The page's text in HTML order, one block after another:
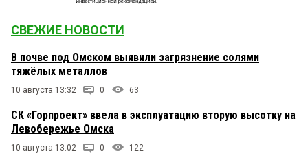
СВЕЖИЕ НОВОСТИ
В почве под Омском выявили загрязнение солями
тяжёлых металлов
10 августа 13:32 0 63
СК «Горпроект» ввела в эксплуатацию вторую высотку на
Левобережье Омска
10 августа 13:02 0 122